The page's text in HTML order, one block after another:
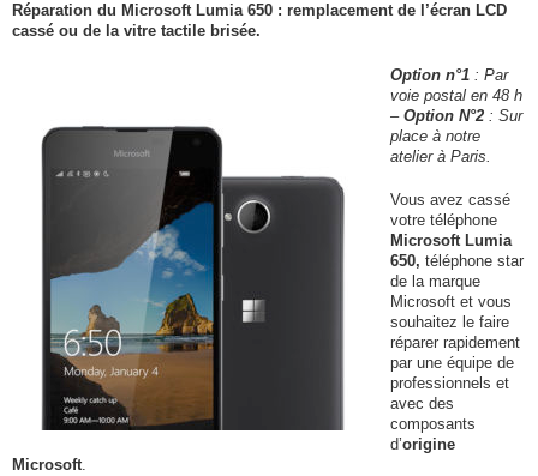
Réparation du Microsoft Lumia 650 : remplacement de l’écran LCD
cassé ou de la vitre tactile brisée.
Option n°1 : Par
voie postal en 48 h
– Option N°2 : Sur
place à notre
atelier à Paris.
Vous avez cassé
votre téléphone
Microsoft Lumia
650, téléphone star
de la marque
Microsoft et vous
souhaitez le faire
réparer rapidement
par une équipe de
professionnels et
avec des
composants
d’origine
Microsoft.